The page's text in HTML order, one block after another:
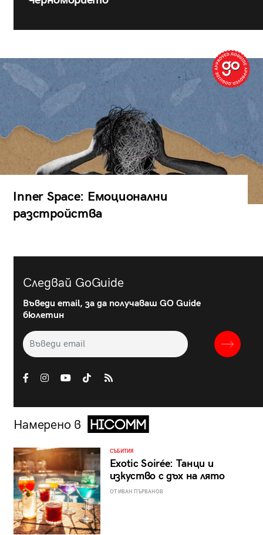
Inner Space: Емоционални
разстройства
Следвай GoGuide
Въведи email, за да получаваш GO Guide
бюлетин
Намерено в
СЪБИТИЯ
Exotic Soirée: Танци и
изкуство с дъх на лято
ОТ ИВАН ПЪРВАНОВ